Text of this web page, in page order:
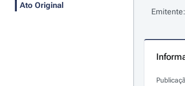
Ato Original
Emitente: